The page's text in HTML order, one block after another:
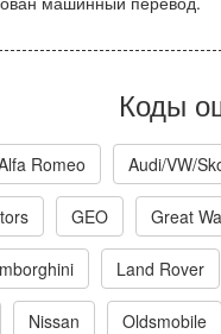
Коды
Romeo Audi/VW/
GEO Great
Land Rover
Nissan Oldsmobile